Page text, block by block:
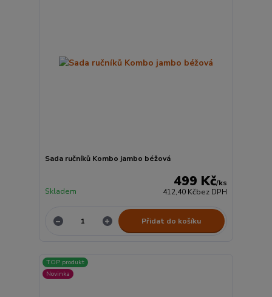
Sada ručníků Kombo jambo béžová
499 Kč/ks
412,40 Kčbez DPH
Skladem
Přidat do košíku
TOP produkt
Novinka